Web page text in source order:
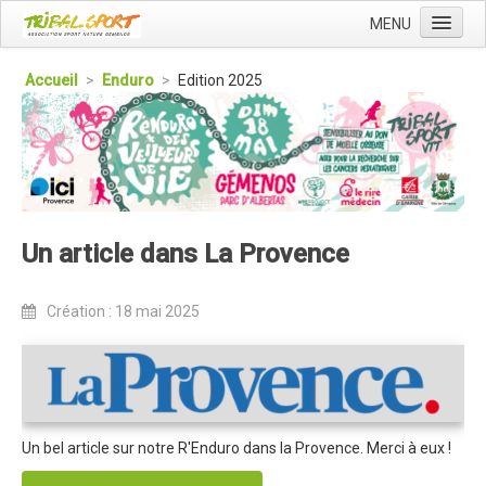
MENU
Qui sommes nous ?
L'Association Tribal
Le Club Tribal VTT
La Newsletter Tribal
Dans la presse
Le Club VTT
Blog du Club
Accueil > Enduro > Edition 2025
Un article dans La Provence
Création : 18 mai 2025
Un bel article sur notre R'Enduro dans la Provence. Merci à eux !